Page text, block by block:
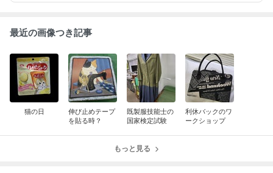
最近の画像つき記事
猫の日
伸び止めテープ
を貼る時？
既製服技能士の
国家検定試験
利休バックのワ
ークショップ
もっと見る